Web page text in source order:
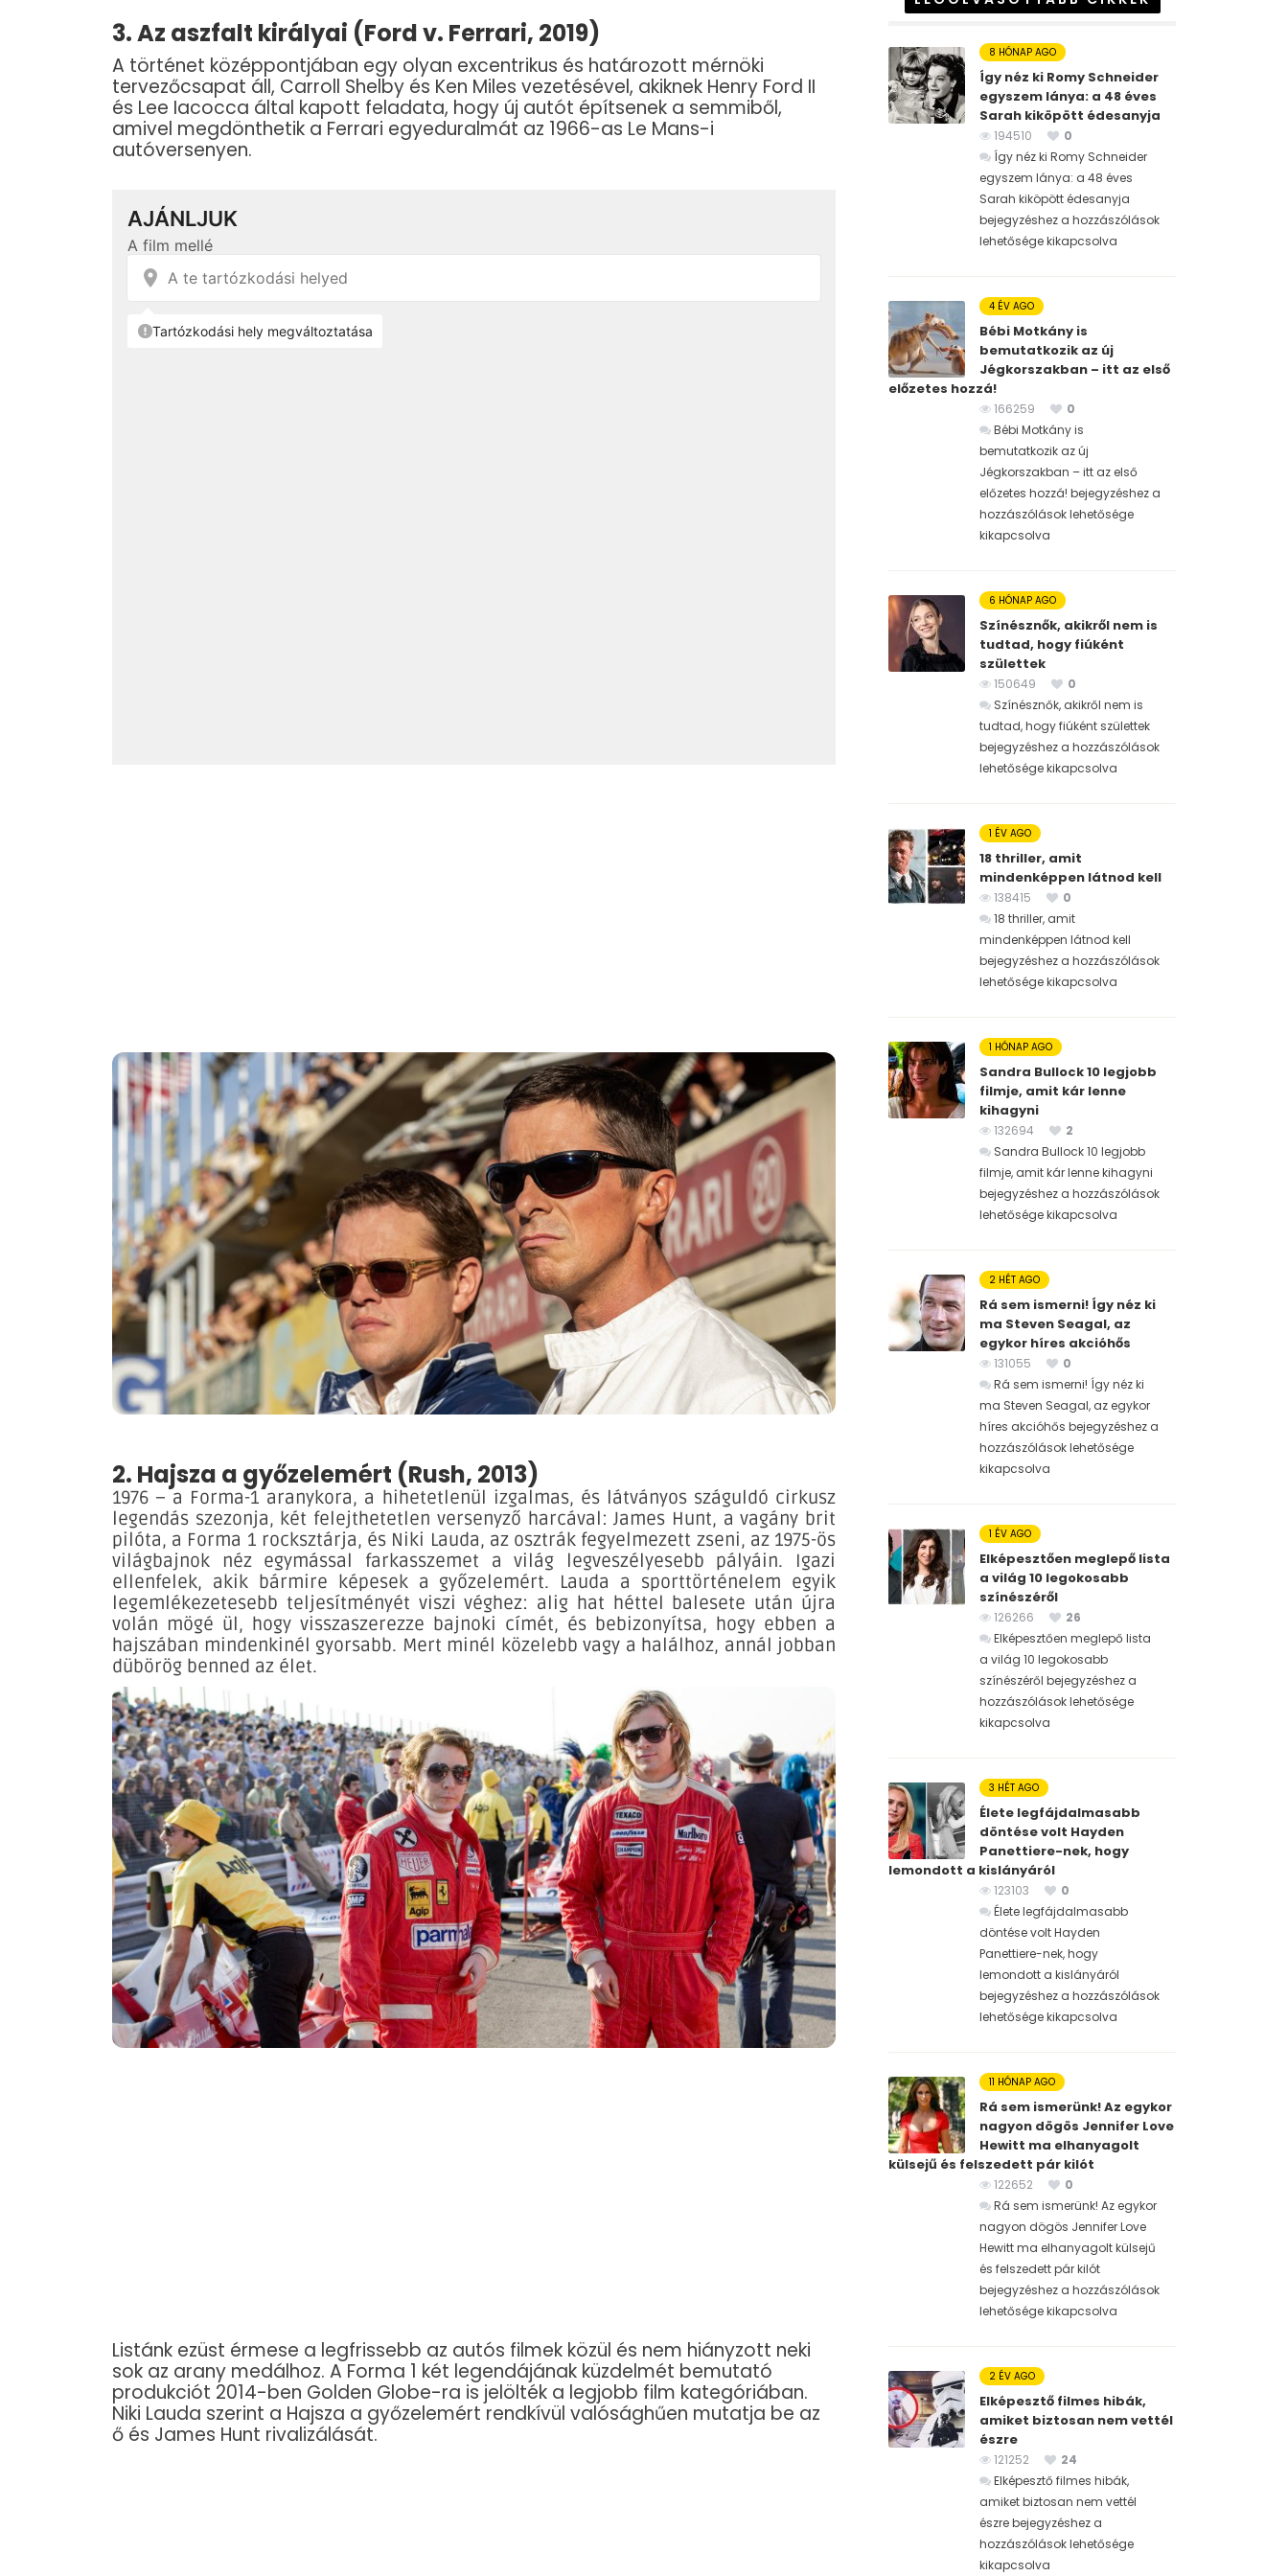
3. Az aszfalt királyai (Ford v. Ferrari, 2019)
A történet középpontjában egy olyan excentrikus és határozott mérnöki
tervezőcsapat áll, Carroll Shelby és Ken Miles vezetésével, akiknek Henry Ford II
és Lee Iacocca által kapott feladata, hogy új autót építsenek a semmiből,
amivel megdönthetik a Ferrari egyeduralmát az 1966-as Le Mans-i
autóversenyen.
2. Hajsza a győzelemért (Rush, 2013)
1976 – a Forma-1 aranykora, a hihetetlenül izgalmas, és látványos száguldó cirkusz
legendás szezonja, két felejthetetlen versenyző harcával: James Hunt, a vagány brit
pilóta, a Forma 1 rocksztárja, és Niki Lauda, az osztrák fegyelmezett zseni, az 1975-ös
világbajnok néz egymással farkasszemet a világ legveszélyesebb pályáin. Igazi
ellenfelek, akik bármire képesek a győzelemért. Lauda a sporttörténelem egyik
legemlékezetesebb teljesítményét viszi véghez: alig hat héttel balesete után újra
volán mögé ül, hogy visszaszerezze bajnoki címét, és bebizonyítsa, hogy ebben a
hajszában mindenkinél gyorsabb. Mert minél közelebb vagy a halálhoz, annál jobban
dübörög benned az élet.
Listánk ezüst érmese a legfrissebb az autós filmek közül és nem hiányzott neki
sok az arany medálhoz. A Forma 1 két legendájának küzdelmét bemutató
produkciót 2014-ben Golden Globe-ra is jelölték a legjobb film kategóriában.
Niki Lauda szerint a Hajsza a győzelemért rendkívül valósághűen mutatja be az
ő és James Hunt rivalizálását.
8 HÓNAP AGO
Így néz ki Romy Schneider
egyszem lánya: a 48 éves
Sarah kiköpött édesanyja
194510
0
Így néz ki Romy Schneider
egyszem lánya: a 48 éves
Sarah kiköpött édesanyja
bejegyzéshez a hozzászólások
lehetősége kikapcsolva
4 ÉV AGO
Bébi Motkány is
bemutatkozik az új
Jégkorszakban – itt az első
előzetes hozzá!
166259
0
Bébi Motkány is
bemutatkozik az új
Jégkorszakban – itt az első
előzetes hozzá! bejegyzéshez a
hozzászólások lehetősége
kikapcsolva
6 HÓNAP AGO
Színésznők, akikről nem is
tudtad, hogy fiúként
születtek
150649
0
Színésznők, akikről nem is
tudtad, hogy fiúként születtek
bejegyzéshez a hozzászólások
lehetősége kikapcsolva
1 ÉV AGO
18 thriller, amit
mindenképpen látnod kell
138415
0
18 thriller, amit
mindenképpen látnod kell
bejegyzéshez a hozzászólások
lehetősége kikapcsolva
1 HÓNAP AGO
Sandra Bullock 10 legjobb
filmje, amit kár lenne
kihagyni
132694
2
Sandra Bullock 10 legjobb
filmje, amit kár lenne kihagyni
bejegyzéshez a hozzászólások
lehetősége kikapcsolva
2 HÉT AGO
Rá sem ismerni! Így néz ki
ma Steven Seagal, az
egykor híres akcióhős
131055
0
Rá sem ismerni! Így néz ki
ma Steven Seagal, az egykor
híres akcióhős bejegyzéshez a
hozzászólások lehetősége
kikapcsolva
1 ÉV AGO
Elképesztően meglepő lista
a világ 10 legokosabb
színészéről
126266
26
Elképesztően meglepő lista
a világ 10 legokosabb
színészéről bejegyzéshez a
hozzászólások lehetősége
kikapcsolva
3 HÉT AGO
Élete legfájdalmasabb
döntése volt Hayden
Panettiere-nek, hogy
lemondott a kislányáról
123103
0
Élete legfájdalmasabb
döntése volt Hayden
Panettiere-nek, hogy
lemondott a kislányáról
bejegyzéshez a hozzászólások
lehetősége kikapcsolva
11 HÓNAP AGO
Rá sem ismerünk! Az egykor
nagyon dögös Jennifer Love
Hewitt ma elhanyagolt
külsejű és felszedett pár kilót
122652
0
Rá sem ismerünk! Az egykor
nagyon dögös Jennifer Love
Hewitt ma elhanyagolt külsejű
és felszedett pár kilót
bejegyzéshez a hozzászólások
lehetősége kikapcsolva
2 ÉV AGO
Elképesztő filmes hibák,
amiket biztosan nem vettél
észre
121252
24
Elképesztő filmes hibák,
amiket biztosan nem vettél
észre bejegyzéshez a
hozzászólások lehetősége
kikapcsolva